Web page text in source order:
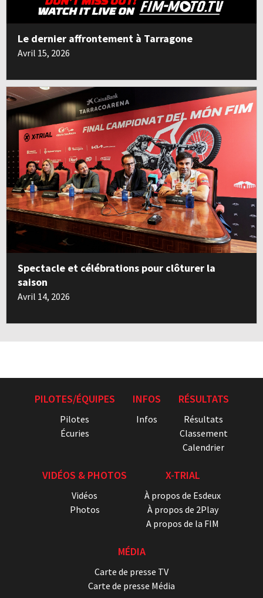
Le dernier affrontement à Tarragone
Avril 15, 2026
Spectacle et célébrations pour clôturer la
saison
Avril 14, 2026
PILOTES/ÉQUIPES
Pilotes
Écuries
INFOS
Infos
RÉSULTATS
Résultats
Classement
Calendrier
VIDÉOS & PHOTOS
Vidéos
Photos
X-TRIAL
À propos de Esdeux
À propos de 2Play
A propos de la FIM
MÉDIA
Carte de presse TV
Carte de presse Média